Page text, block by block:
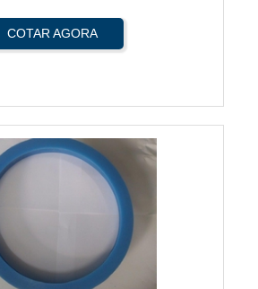
COTAR AGORA